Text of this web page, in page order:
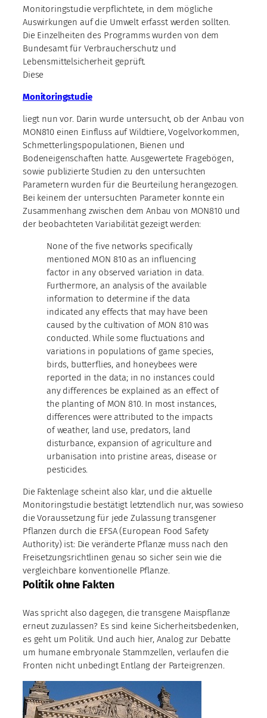
Monitoringstudie verpflichtete, in dem mögliche
Auswirkungen auf die Umwelt erfasst werden sollten.
Die Einzelheiten des Programms wurden von dem
Bundesamt für Verbraucherschutz und
Lebensmittelsicherheit geprüft.
Diese
Monitoringstudie
liegt nun vor. Darin wurde untersucht, ob der Anbau von
MON810 einen Einfluss auf Wildtiere, Vogelvorkommen,
Schmetterlingspopulationen, Bienen und
Bodeneigenschaften hatte. Ausgewertete Fragebögen,
sowie publizierte Studien zu den untersuchten
Parametern wurden für die Beurteilung herangezogen.
Bei keinem der untersuchten Parameter konnte ein
Zusammenhang zwischen dem Anbau von MON810 und
der beobachteten Variabilität gezeigt werden:
None of the five networks specifically
mentioned MON 810 as an influencing
factor in any observed variation in data.
Furthermore, an analysis of the available
information to determine if the data
indicated any effects that may have been
caused by the cultivation of MON 810 was
conducted. While some fluctuations and
variations in populations of game species,
birds, butterflies, and honeybees were
reported in the data; in no instances could
any differences be explained as an effect of
the planting of MON 810. In most instances,
differences were attributed to the impacts
of weather, land use, predators, land
disturbance, expansion of agriculture and
urbanisation into pristine areas, disease or
pesticides.
Die Faktenlage scheint also klar, und die aktuelle
Monitoringstudie bestätigt letztendlich nur, was sowieso
die Voraussetzung für jede Zulassung transgener
Pflanzen durch die EFSA (European Food Safety
Authority) ist: Die veränderte Pflanze muss nach den
Freisetzungsrichtlinen genau so sicher sein wie die
vergleichbare konventionelle Pflanze.
Politik ohne Fakten
Was spricht also dagegen, die transgene Maispflanze
erneut zuzulassen? Es sind keine Sicherheitsbedenken,
es geht um Politik. Und auch hier, Analog zur Debatte
um humane embryonale Stammzellen, verlaufen die
Fronten nicht unbedingt Entlang der Parteigrenzen.